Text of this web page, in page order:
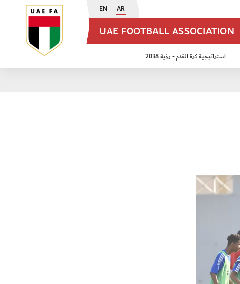
EN AR
UAE FOOTBALL ASSOCIATION
استراتيجية كرة القدم - رؤية 2038